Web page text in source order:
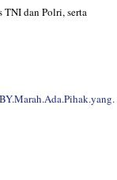
dan Polri, serta